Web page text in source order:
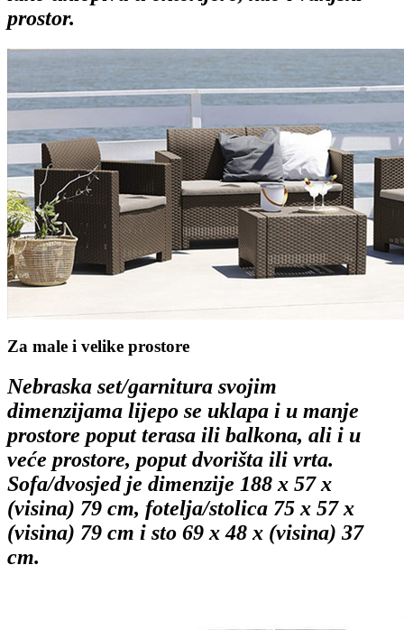
prostor.
Za male i velike prostore
Nebraska set/garnitura svojim
dimenzijama lijepo se uklapa i u manje
prostore poput terasa ili balkona, ali i u
veće prostore, poput dvorišta ili vrta.
Sofa/dvosjed je dimenzije 188 x 57 x
(visina) 79 cm, fotelja/stolica 75 x 57 x
(visina) 79 cm i sto 69 x 48 x (visina) 37
cm.